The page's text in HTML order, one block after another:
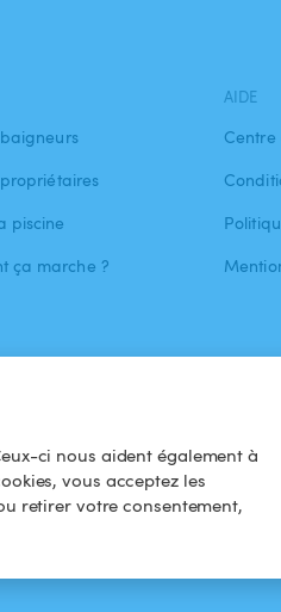
ci nous aident également à
vous acceptez les
retirer votre consentement,
piscine
ça marche ?
AIDE